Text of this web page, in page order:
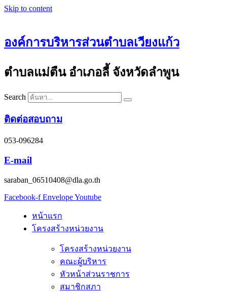
Skip to content
องค์การบริหารส่วนตำบลเวียงแก้ว
ตำบลแม่ตืน อำเภอลี้ จังหวัดลำพูน
Search
ติดต่อสอบถาม
053-096284
E-mail
saraban_06510408@dla.go.th
Facebook-f EnvelopeYoutube
หน้าแรก
โครงสร้างหน่วยงาน
โครงสร้างหน่วยงาน
คณะผู้บริหาร
หัวหน้าส่วนราชการ
สมาชิกสภา